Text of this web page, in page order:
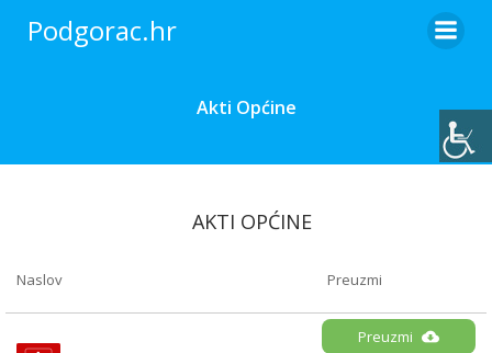
Podgorac.hr
Akti Općine
AKTI OPĆINE
Naslov Preuzmi
Preuzmi